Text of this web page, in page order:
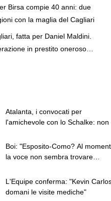
Birsa compie 40 anni: due
con la maglia del Cagliari
fatta per Daniel Maldini.
in prestito oneroso
Atalanta, i convocati per
l'amichevole con lo Schalke: non
Boi: "Esposito-Como? Al
la voce non sembra trovare
L'Equipe conferma: "Kevin
domani le visite mediche"